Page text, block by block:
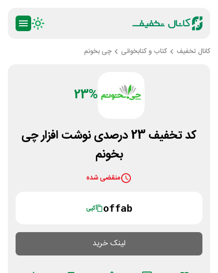
کانال تخفیف کتاب و کتابخوانی چی بخونم
23%
کد تخفیف 23 درصدی نوشت افزار چی
بخونم
منقضی شده
offab کپی
لینک خرید